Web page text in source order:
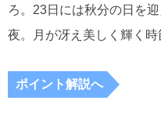
ろ。23日には秋分の日を
夜。月が冴え美しく輝く時
ポイント解説へ